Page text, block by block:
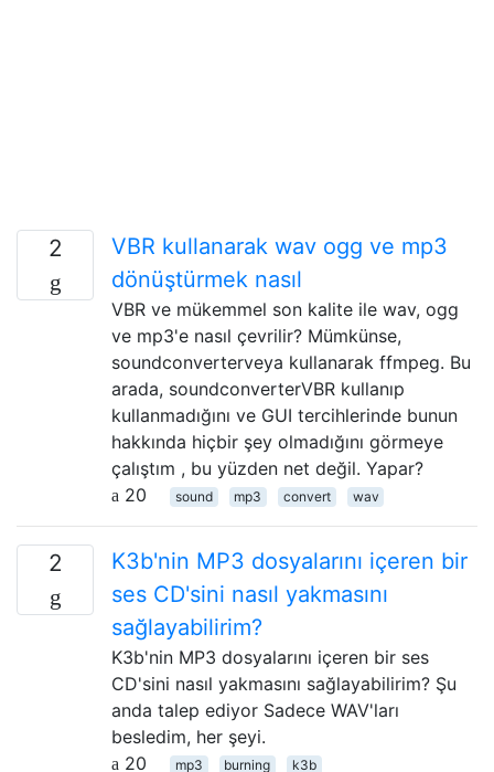
2
VBR kullanarak wav ogg ve mp3
dönüştürmek nasıl
VBR ve mükemmel son kalite ile wav, ogg
ve mp3'e nasıl çevrilir? Mümkünse,
soundconverterveya kullanarak ffmpeg. Bu
arada, soundconverterVBR kullanıp
kullanmadığını ve GUI tercihlerinde bunun
hakkında hiçbir şey olmadığını görmeye
çalıştım , bu yüzden net değil. Yapar?
20
sound mp3 convert wav
2
K3b'nin MP3 dosyalarını içeren bir
ses CD'sini nasıl yakmasını
sağlayabilirim?
K3b'nin MP3 dosyalarını içeren bir ses
CD'sini nasıl yakmasını sağlayabilirim? Şu
anda talep ediyor Sadece WAV'ları
besledim, her şeyi.
20
mp3 burning k3b